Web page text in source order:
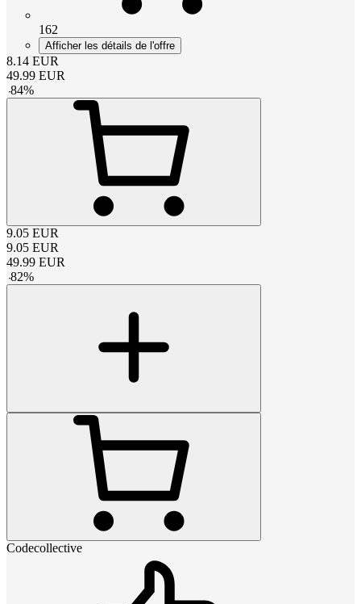
162
Afficher les détails de l'offre
8.14 EUR
49.99 EUR
-84%
9.05 EUR
9.05 EUR
49.99 EUR
-82%
Codecollective